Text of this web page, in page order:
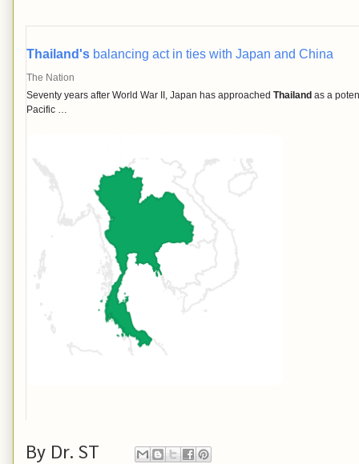
Thailand's balancing act in ties with Japan and China
The Nation
Seventy years after World War II, Japan has approached Thailand as a
Pacific …
By Dr. ST